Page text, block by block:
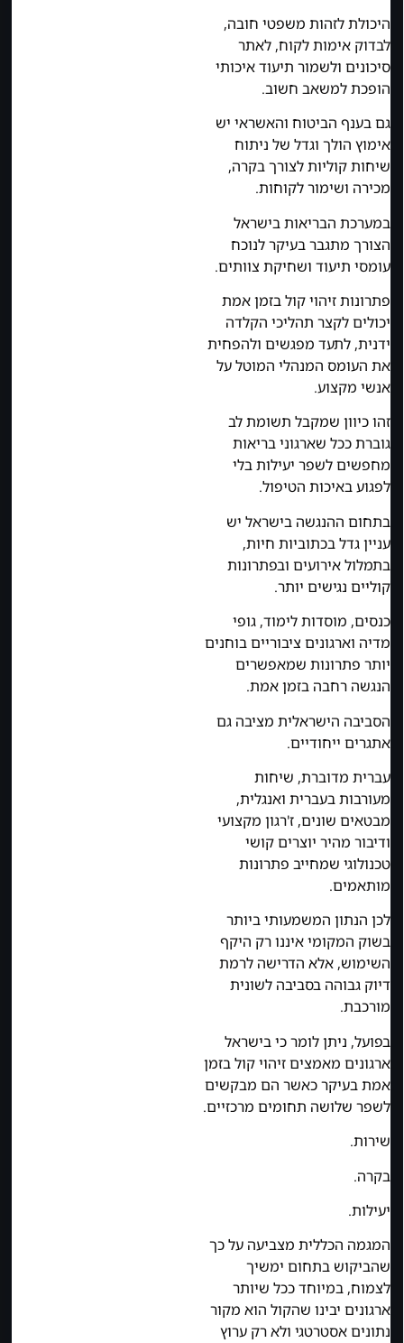
היכולת לזהות משפטי חובה,
לבדוק אימות לקוח, לאתר
סיכונים ולשמור תיעוד איכותי
הופכת למשאב חשוב.
גם בענף הביטוח והאשראי יש
אימוץ הולך וגדל של ניתוח
שיחות קוליות לצורך בקרה,
מכירה ושימור לקוחות.
במערכת הבריאות בישראל
הצורך מתגבר בעיקר לנוכח
עומסי תיעוד ושחיקת צוותים.
פתרונות זיהוי קול בזמן אמת
יכולים לקצר תהליכי הקלדה
ידנית, לתעד מפגשים ולהפחית
את העומס המנהלי המוטל על
אנשי מקצוע.
זהו כיוון שמקבל תשומת לב
גוברת ככל שארגוני בריאות
מחפשים לשפר יעילות בלי
לפגוע באיכות הטיפול.
בתחום ההנגשה בישראל יש
עניין גדל בכתוביות חיות,
בתמלול אירועים ובפתרונות
קוליים נגישים יותר.
כנסים, מוסדות לימוד, גופי
מדיה וארגונים ציבוריים בוחנים
יותר פתרונות שמאפשרים
הנגשה רחבה בזמן אמת.
הסביבה הישראלית מציבה גם
אתגרים ייחודיים.
עברית מדוברת, שיחות
מעורבות בעברית ואנגלית,
מבטאים שונים, ז'רגון מקצועי
ודיבור מהיר יוצרים קושי
טכנולוגי שמחייב פתרונות
מותאמים.
לכן הנתון המשמעותי ביותר
בשוק המקומי איננו רק היקף
השימוש, אלא הדרישה לרמת
דיוק גבוהה בסביבה לשונית
מורכבת.
בפועל, ניתן לומר כי בישראל
ארגונים מאמצים זיהוי קול בזמן
אמת בעיקר כאשר הם מבקשים
לשפר שלושה תחומים מרכזיים.
שירות.
בקרה.
יעילות.
המגמה הכללית מצביעה על כך
שהביקוש בתחום ימשיך
לצמוח, במיוחד ככל שיותר
ארגונים יבינו שהקול הוא מקור
נתונים אסטרטגי ולא רק ערוץ